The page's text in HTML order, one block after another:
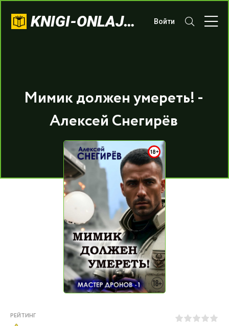
KNIGI-ONLAJN.COM Войти
Мимик должен умереть! -
Алексей Снегирёв
РЕЙТИНГ